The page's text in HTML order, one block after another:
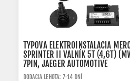
TYPOVÁ ELEKTROINŠTALÁCIA
SPRINTER II VALNÍK 5T (4,6T)
7PIN, JAEGER AUTOMOTIVE
DODACIA LEHOTA: 7-14 DNÍ